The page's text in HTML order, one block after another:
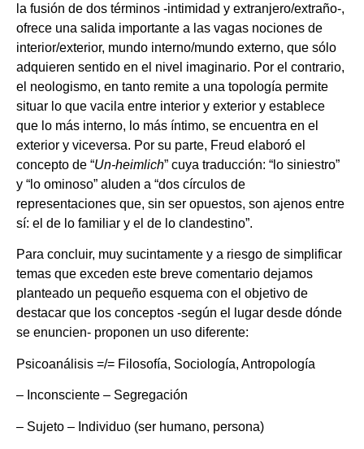
la fusión de dos términos -intimidad y extranjero/extraño-,
ofrece una salida importante a las vagas nociones de
interior/exterior, mundo interno/mundo externo, que sólo
adquieren sentido en el nivel imaginario. Por el contrario,
el neologismo, en tanto remite a una topología permite
situar lo que vacila entre interior y exterior y establece
que lo más interno, lo más íntimo, se encuentra en el
exterior y viceversa. Por su parte, Freud elaboró el
concepto de “Un-heimlich” cuya traducción: “lo siniestro”
y “lo ominoso” aluden a “dos círculos de
representaciones que, sin ser opuestos, son ajenos entre
sí: el de lo familiar y el de lo clandestino”.
Para concluir, muy sucintamente y a riesgo de simplificar
temas que exceden este breve comentario dejamos
planteado un pequeño esquema con el objetivo de
destacar que los conceptos -según el lugar desde dónde
se enuncien- proponen un uso diferente:
Psicoanálisis =/= Filosofía, Sociología, Antropología
– Inconsciente – Segregación
– Sujeto – Individuo (ser humano, persona)